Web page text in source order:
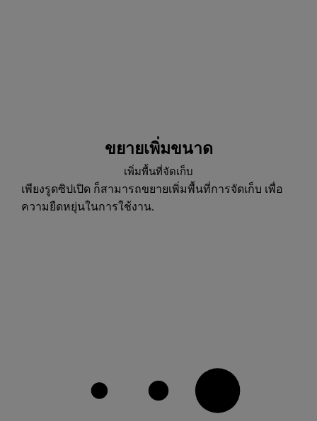
ขยายเพิ่มขนาด
เพิ่มพื้นที่จัดเก็บ
เพียงรูดซิปเปิด ก็สามารถขยายเพิ่มพื้นที่การจัดเก็บ เพื่อ
ความยืดหยุ่นในการใช้งาน.